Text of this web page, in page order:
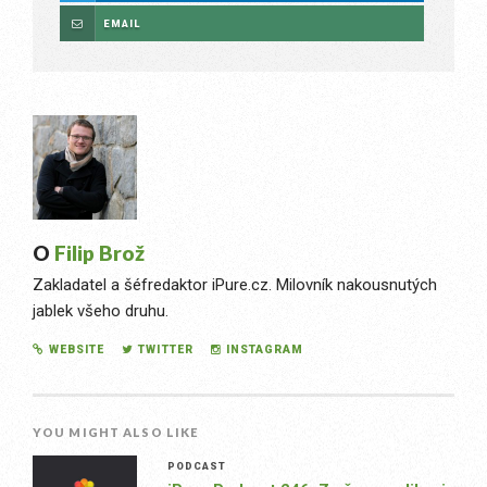
EMAIL
O Filip Brož
Zakladatel a šéfredaktor iPure.cz. Milovník nakousnutých
jablek všeho druhu.
WEBSITE TWITTER INSTAGRAM
YOU MIGHT ALSO LIKE
PODCAST